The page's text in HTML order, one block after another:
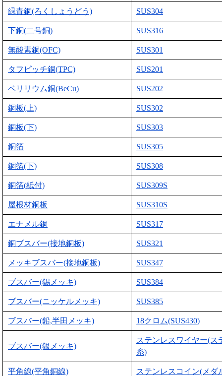
緑青銅(ろくしょうどう) SUS304
下銅(二号銅) SUS316
無酸素銅(OFC) SUS301
タフピッチ銅(TPC) SUS201
ベリリウム銅(BeCu) SUS202
銅板(上) SUS302
銅板(下) SUS303
銅箔 SUS305
銅箔(下) SUS308
銅箔(紙付) SUS309S
屋根材銅板 SUS310S
エナメル銅 SUS317
銅ブスバー(接地銅板) SUS321
メッキブスバー(接地銅板) SUS347
ブスバー(錫メッキ) SUS384
ブスバー(ニッケルメッキ) SUS385
ブスバー(鉛,半田メッキ) 18クロム(SUS430)
ブスバー(銀メッキ)
ステンレスワイヤー(ス
糸)
平角線(平角銅線) ステンレスコイン(メダ